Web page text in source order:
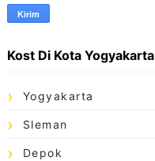
Kost Di Kota Yogyakarta
Yogyakarta
Sleman
Depok